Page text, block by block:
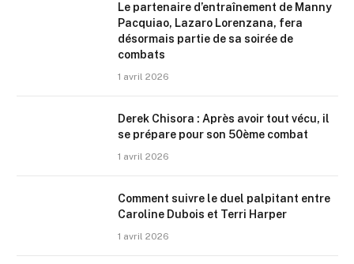
Le partenaire d’entraînement de Manny
Pacquiao, Lazaro Lorenzana, fera
désormais partie de sa soirée de
combats
1 avril 2026
Derek Chisora : Après avoir tout vécu, il
se prépare pour son 50ème combat
1 avril 2026
Comment suivre le duel palpitant entre
Caroline Dubois et Terri Harper
1 avril 2026